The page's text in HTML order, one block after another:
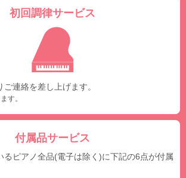
初回調律サービス
連絡を差し上げます。
す。
付属品サービス
るピアノ全品(電子は除く)に下記の6点が付属